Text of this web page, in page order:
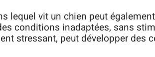
lequel vit un chien peut
conditions inadaptées, sans
stressant, peut développer des